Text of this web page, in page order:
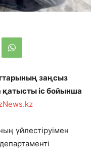
заңсыз
іс бойынша
үйлестіруімен